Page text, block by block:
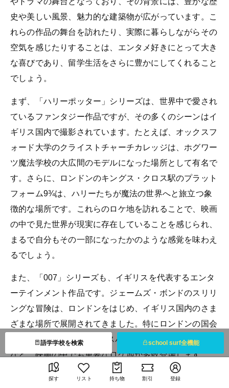
探す リスト 持ち物 割引 登録
語学学校を検索 school surf全機能
史や美しい風景、魅力的な建築物が広がっています。こ
れらの作品の舞台を訪れたり、実際に暮らしながらその
空気を感じたりすることは、エンタメ好きにとって大き
な喜びであり、留学生活をさらに豊かにしてくれること
でしょう。
まず、「ハリーポッター」シリーズは、世界中で愛され
ているファンタジー作品ですが、その多くのシーンはイ
ギリス国内で撮影されています。たとえば、オックスフ
ォード大学のクライストチャーチカレッジは、ホグワー
ツ魔法学校の大広間のモデルになった場所として有名で
す。さらに、ロンドンのキングス・クロス駅のプラット
フォーム9¾は、ハリーたちが魔法の世界へと旅立つ象
徴的な場所です。これらのロケ地を訪れることで、映画
の中で見た世界が現実に存在していることを感じられ、
まるで自分もその一部になったかのような感覚を味わえ
るでしょう。
また、「007」シリーズも、イギリスを代表するエンタ
ーテインメント作品です。ジェームズ・ボンドのスリリ
ングな冒険は、ロンドンをはじめ、イギリス国内のさま
ざまな場所で展開されてきました。特にロンドンの国会
議事堂やMI6本部（実際にスパイ機関が存在する建物）
など、映画の中でも重要なロケ地が多数登場します。こ
れらの場所を実際に歩いてみると、ボンドの世界観がさ